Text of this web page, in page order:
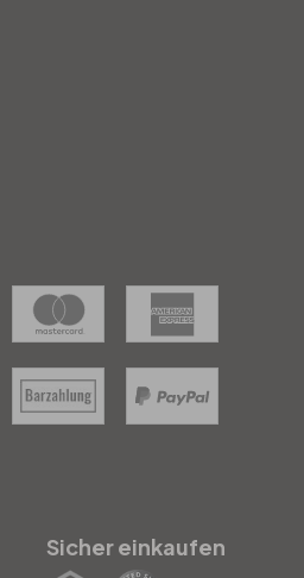
Sicher einkaufen